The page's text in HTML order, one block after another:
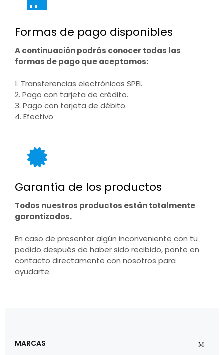
Formas de pago disponibles
A continuación podrás conocer todas las
formas de pago que aceptamos:
1. Transferencias electrónicas SPEI.
2. Pago con tarjeta de crédito.
3. Pago con tarjeta de débito.
4. Efectivo
Garantía de los productos
Todos nuestros productos están totalmente
garantizados.
En caso de presentar algún inconveniente con tu
pedido después de haber sido recibido, ponte en
contacto directamente con nosotros para
ayudarte.
MARCAS